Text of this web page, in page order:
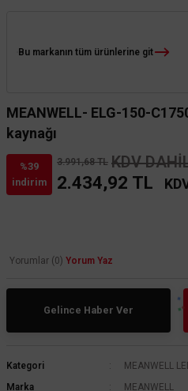
Bu markanın tüm ürünlerine git
MEANWELL- ELG-150-
kaynağı
%39
indirim
3.991,68 TL KDV
2.434,92 TL
Yorumlar (0) Yorum Yaz
Gelince Haber Ver
Kategori MEANWELL
Marka
MEANWELL